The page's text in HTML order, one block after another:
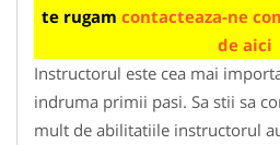
te rugam contacteaza-ne
de aici
Instructorul este cea mai
indruma primii pasi. Sa stii sa
mult de abilitatiile instructorul